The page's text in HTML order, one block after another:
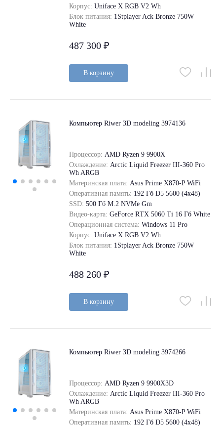
Корпус: Uniface X RGB V2 Wh
Блок питания: 1Stplayer Ack Bronze 750W
White
487 300 ₽
В корзину
Компьютер Riwer 3D modeling 3974136
Процессор: AMD Ryzen 9 9900X
Охлаждение: Arctic Liquid Freezer III-360 Pro
Wh ARGB
Материнская плата: Asus Prime X870-P WiFi
Оперативная память: 192 Гб D5 5600 (4х48)
SSD: 500 Гб M.2 NVMe Gm
Видео-карта: GeForce RТХ 5060 Ti 16 Гб White
Операционная система: Windows 11 Pro
Корпус: Uniface X RGB V2 Wh
Блок питания: 1Stplayer Ack Bronze 750W
White
488 260 ₽
В корзину
Компьютер Riwer 3D modeling 3974266
Процессор: AMD Ryzen 9 9900X3D
Охлаждение: Arctic Liquid Freezer III-360 Pro
Wh ARGB
Материнская плата: Asus Prime X870-P WiFi
Оперативная память: 192 Гб D5 5600 (4х48)